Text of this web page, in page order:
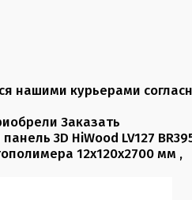
нашими курьерами
Заказать
3D HiWood LV127
12х120х2700 мм ,